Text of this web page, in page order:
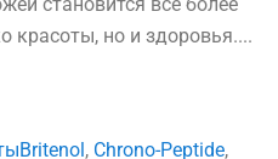
красоты, но и здоровья....
Britenol , Chrono-Peptide,